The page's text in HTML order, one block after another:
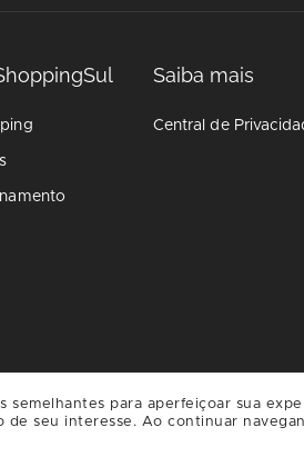
Saiba mais
Central de
semelhantes para aperfeiçoar sua
seu interesse. Ao continuar